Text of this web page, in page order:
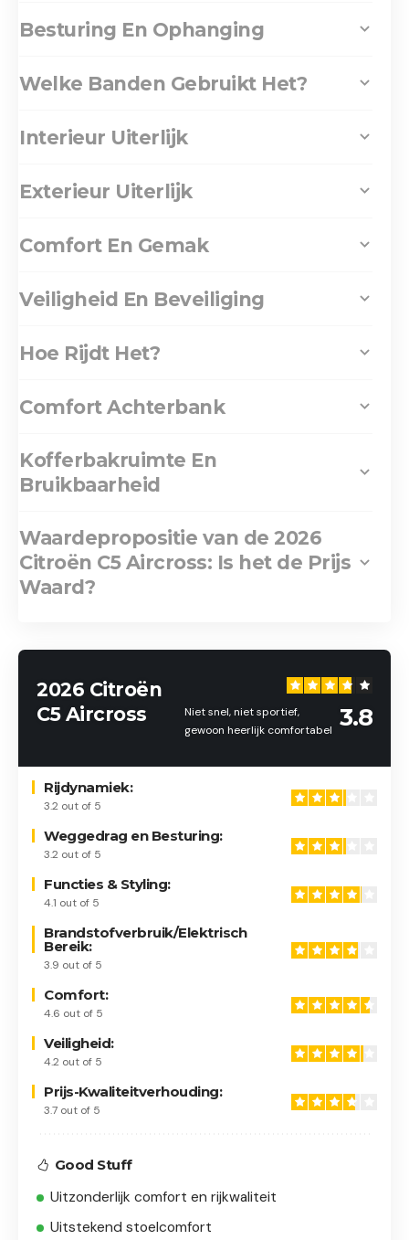
Besturing En Ophanging
Welke Banden Gebruikt Het?
Interieur Uiterlijk
Exterieur Uiterlijk
Comfort En Gemak
Veiligheid En Beveiliging
Hoe Rijdt Het?
Comfort Achterbank
Kofferbakruimte En
Bruikbaarheid
Waardepropositie van de 2026
Citroën C5 Aircross: Is het de Prijs
Waard?
2026 Citroën
C5 Aircross
Niet snel, niet sportief,
gewoon heerlijk comfortabel 3.8
Rijdynamiek:
3.2 out of 5
Weggedrag en Besturing:
3.2 out of 5
Functies & Styling:
4.1 out of 5
Brandstofverbruik/Elektrisch
Bereik:
3.9 out of 5
Comfort:
4.6 out of 5
Veiligheid:
4.2 out of 5
Prijs-Kwaliteitverhouding:
3.7 out of 5
Good Stuff
Uitzonderlijk comfort en rijkwaliteit
Uitstekend stoelcomfort